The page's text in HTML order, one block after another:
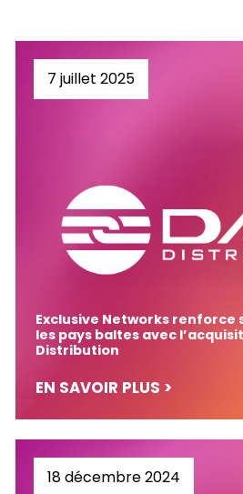
7 juillet 2025
Exclusive Networks renforce
les pays baltes avec
Distribution
EN SAVOIR PLUS >
18 décembre 2024